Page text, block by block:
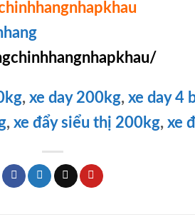
, xe day 200kg, xe day 4
, xe đẩy siểu thị 200kg, xe